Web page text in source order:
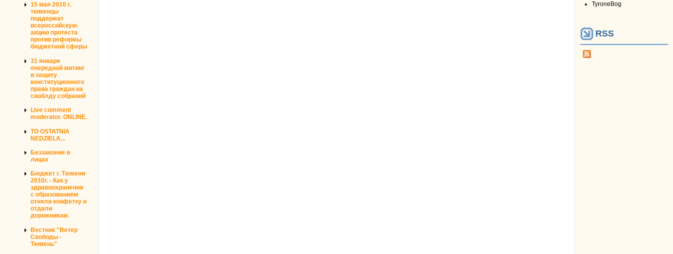
15 мая 2010 г.
тюменцы
поддержат
всероссийскую
акцию протеста
против реформы
бюджетной сферы
31 января
очередной митинг
в защиту
конституционного
права граждан на
своблду собраний
Live comment
moderator. ONLINE.
TO OSTATNIA
NEDZIELA...
Беззаконие в
лицах
Бюджет г. Тюмени
2010г. - Как у
здравоохранения
с образованием
отняли конфетку и
отдали
дорожникам.
Вестник "Ветер
Свободы -
Тюмень"
TyroneBog
RSS